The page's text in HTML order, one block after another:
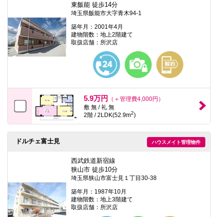
東飯能 徒歩14分
埼玉県飯能市大字青木94-1
築年月：2001年4月
建物階数：地上2階建て
取扱店舗：所沢店
5.9万円
（＋管理費4,000円）
敷 無 / 礼 無
2階 / 2LDK(52.9m2)
ハウスメイト管理物件
ドルチェ富士見
西武鉄道新宿線
狭山市 徒歩10分
埼玉県狭山市富士見１丁目30-38
築年月：1987年10月
建物階数：地上3階建て
取扱店舗：所沢店